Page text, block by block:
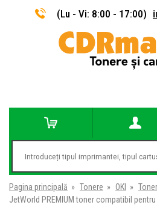
(Lu - Vi: 8:00 - 17:00)
Pagina principală » Tonere » OKI »
JetWorld PREMIUM toner compatibil